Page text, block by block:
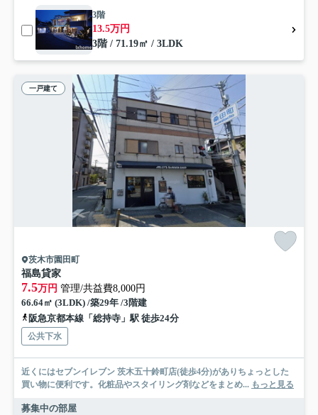
3階
13.5万円
3階 / 71.19㎡ / 3LDK
一戸建て
茨木市園田町
福島貸家
7.5万円 管理/共益費8,000円
66.64㎡ (3LDK) /築29年 /3階建
阪急京都本線「総持寺」駅 徒歩24分
公共下水
近くにはセブンイレブン 茨木五十鈴町店(徒歩4分)がありちょっとした
買い物に便利です。化粧品やスタイリング剤などをまとめ... もっと見る
募集中の部屋